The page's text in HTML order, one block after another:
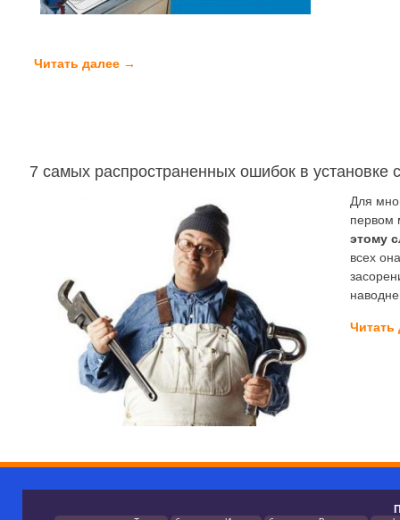
Читать далее →
7 самых распространенных ошибок в установке
Для
первом
этому
всех
Читать